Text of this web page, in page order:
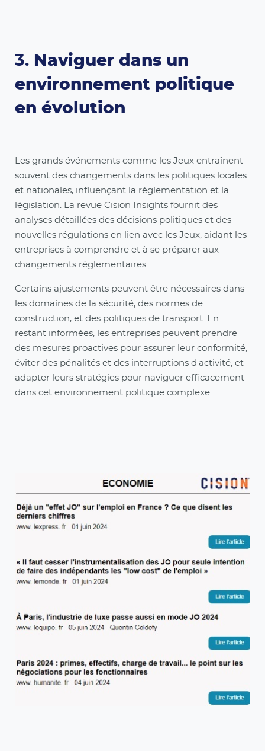
3. Naviguer dans un
environnement politique
en évolution
Les grands événements comme les Jeux entraînent
souvent des changements dans les politiques locales
et nationales, influençant la réglementation et la
législation. La revue Cision Insights fournit des
analyses détaillées des décisions politiques et des
nouvelles régulations en lien avec les Jeux, aidant les
entreprises à comprendre et à se préparer aux
changements réglementaires.
Certains ajustements peuvent être nécessaires dans
les domaines de la sécurité, des normes de
construction, et des politiques de transport. En
restant informées, les entreprises peuvent prendre
des mesures proactives pour assurer leur conformité,
éviter des pénalités et des interruptions d'activité, et
adapter leurs stratégies pour naviguer efficacement
dans cet environnement politique complexe.